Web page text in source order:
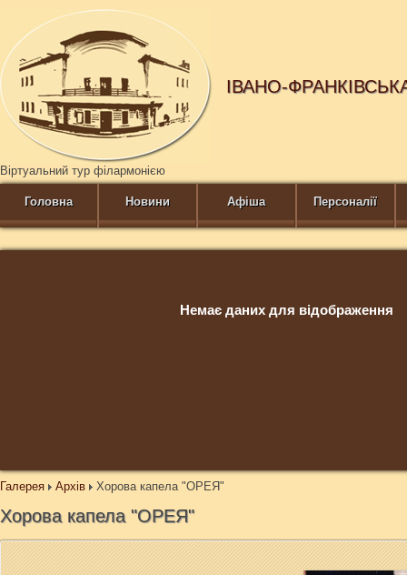
ІВАНО-
Віртуальний тур філармонією
Головна Новини Афіша Персоналії
Немає даних для відображення
Галерея Архів Хорова капела "ОРЕЯ"
Хорова капела "ОРЕЯ"